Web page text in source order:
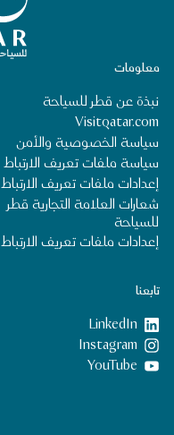
تابعنا
LinkedIn
‎Instagram‏
YouTube
معلومات
نبذة عن قطر للسياحة
Visitqatar.com
سياسة الخصوصية والأمن
سياسة ملفات تعريف الارتباط
إعدادات ملفات تعريف الارتباط
شعارات العلامة التجارية قطر
للسياحة
إعدادات ملفات تعريف الارتباط